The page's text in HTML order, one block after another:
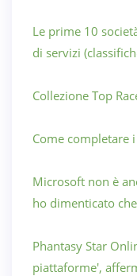
Le prime 10
di servizi
Collezione Top
Come completare
Microsoft non è
ho dimenticato
Phantasy Star
piattaforme',